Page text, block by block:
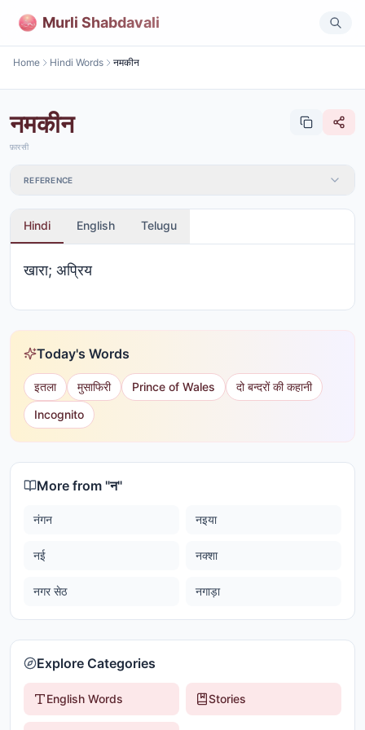
Murli Shabdavali
Home Hindi Words नमकीन
नमकीन
फ़ारसी
REFERENCE
Hindi English Telugu
खारा; अप्रिय
Today's Words
इतला मुसाफिरी Prince of Wales
दो बन्दरों की कहानी
Incognito
More from "न"
नंगन नइया
नई नक्शा
नगर सेठ नगाड़ा
Explore Categories
English Words Stories